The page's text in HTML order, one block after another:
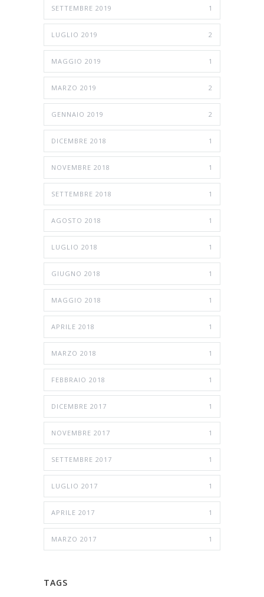
SETTEMBRE 2019 1
LUGLIO 2019 2
MAGGIO 2019 1
MARZO 2019 2
GENNAIO 2019 2
DICEMBRE 2018 1
NOVEMBRE 2018 1
SETTEMBRE 2018 1
AGOSTO 2018 1
LUGLIO 2018 1
GIUGNO 2018 1
MAGGIO 2018 1
APRILE 2018 1
MARZO 2018 1
FEBBRAIO 2018 1
DICEMBRE 2017 1
NOVEMBRE 2017 1
SETTEMBRE 2017 1
LUGLIO 2017 1
APRILE 2017 1
MARZO 2017 1
TAGS